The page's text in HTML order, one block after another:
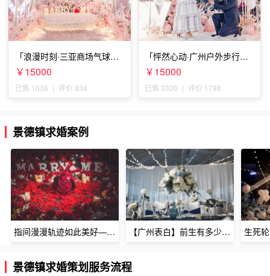
「浪漫时刻·三亚商场气球雨
惊喜求婚」
￥15000
已售 1036 | 评价 834
「怦然心动·广州户外步行街
求婚」
￥15000
已售 3326 | 评价 1788
景德镇求婚案例
指间漫漫轨迹如此美好——深圳烈焰玫瑰生日惊喜 【广州表白】前生有多少未尽的缘7张
景德镇求婚策划服务流程